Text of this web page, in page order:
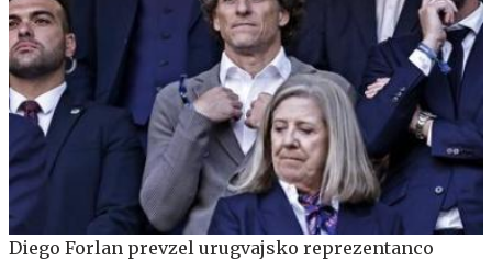
Diego Forlan prevzel urugvajsko reprezentanco